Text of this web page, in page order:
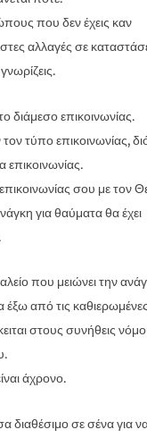
που δεν έχεις καν
αλλαγές σε
διάμεσο επικοινωνίας.
τύπο επικοινωνίας,
επικοινωνίας.
σου με τον
για θαύματα θα έχει
που μειώνει την
έξω από τις
στους συνήθεις
άχρονο.
διαθέσιμο σε σένα για